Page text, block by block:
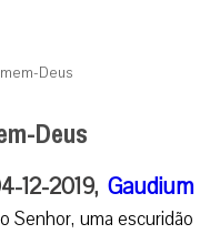
Deus
Deus
12-2019, Gaudium
Senhor, uma escuridão